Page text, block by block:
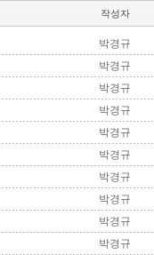
작성자
박경규
박경규
박경규
박경규
박경규
박경규
박경규
박경규
박경규
박경규